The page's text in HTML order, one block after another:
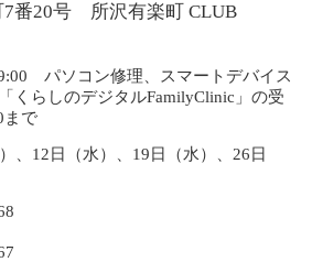
7番20号 所沢有楽町 CLUB
パソコン修理、スマートデバイス
くらしのデジタルFamilyClinic」の受
まで
、12日（水）、19日（水）、26日